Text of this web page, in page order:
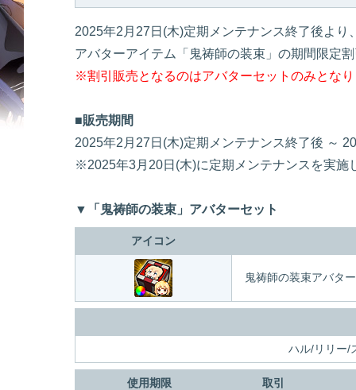
2025年2月27日(木)定期メンテナンス終了後より
アバターアイテム「鬼祷師の装束」の期間限定
※割引販売となるのはアバターセットのみとな
■販売期間
2025年2月27日(木)定期メンテナンス終了後 ～
※2025年3月20日(木)に定期メンテナンスを実施
▼「鬼祷師の装束」アバターセット
アイコン
鬼祷師の装束アバタ
ハル/リリー/
使用期限 取引